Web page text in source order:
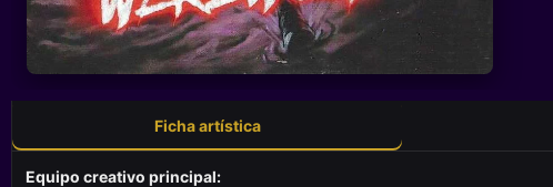
Ficha artística
Equipo creativo principal: